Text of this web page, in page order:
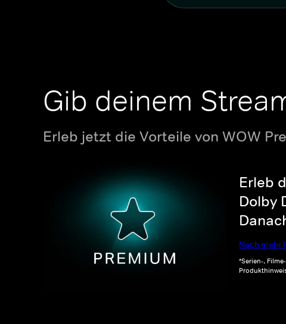
Gib deinem
Erleb jetzt die Vorteile von WOW
Erleb
Dolby
Noch mehr
*Serien-,